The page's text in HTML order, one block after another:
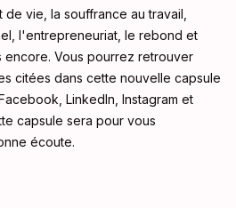
vie, la souffrance au travail,
l'entrepreneuriat, le rebond et
encore. Vous pourrez retrouver
citées dans cette nouvelle capsule
LinkedIn, Instagram et
capsule sera pour vous
écoute.